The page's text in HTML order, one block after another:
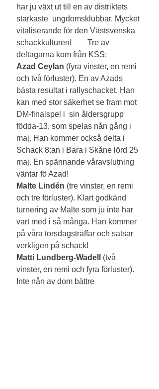
har ju växt ut till en av distriktets
starkaste  ungdomsklubbar. Mycket
vitaliserande för den Västsvenska
schackkulturen!        Tre av
deltagarna kom från KSS:
Azad Ceylan (fyra vinster, en remi
och två förluster). En av Azads
bästa resultat i rallyschacket. Han
kan med stor säkerhet se fram mot
DM-finalspel i  sin åldersgrupp
födda-13, som spelas nån gång i
maj. Han kommer också delta i
Schack 8:an i Bara i Skåne lörd 25
maj. En spännande våravslutning
väntar fö Azad!
Malte Lindén (tre vinster, en remi
och tre förluster). Klart godkänd
turnering av Malte som ju inte har
vart med i så många. Han kommer
på våra torsdagsträffar och satsar
verkligen på schack!
Matti Lundberg-Wadell
(två
vinster, en remi och fyra förluster).
Inte nån av dom bättre